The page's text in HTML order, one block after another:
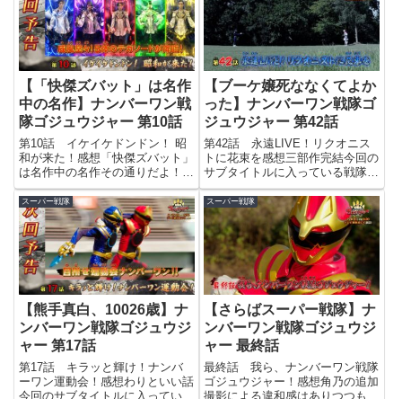
【「快傑ズバット」は名作
中の名作】ナンバーワン戦
隊ゴジュウジャー 第10話
第10話 イケイケドンドン！ 昭
和が来た！感想「快傑ズバット」
は名作中の名作その通りだよ！
昭和ノーワン！まさか悪の怪人に
それが分かる者がいるとは… さ
て、そんな「快傑ズバット」が熱
すぎる今回のサブタイトルに入っ
ている戦隊名は、イケイケドン...
【ブーケ嬢死ななくてよか
った】ナンバーワン戦隊ゴ
ジュウジャー 第42話
第42話 永遠LIVE！リクオニス
トに花束を感想三部作完結今回の
サブタイトルに入っている戦隊名
は、そのまんまライブマン。予想
通り、クオンが指輪を見せるだけ
の出番のみでした。ご丁寧に、ラ
イブマンリングがセンターで一番
大きく映っていたのはちょっ...
スーパー戦隊
【熊手真白、10026歳】ナ
ンバーワン戦隊ゴジュウジ
ャー 第17話
第17話 キラッと輝け！ナンバ
ーワン運動会！感想わりといい話
今回のサブタイトルに入っている
スーパー戦隊
【さらばスーパー戦隊】ナ
ンバーワン戦隊ゴジュウジ
ャー 最終話
最終話 我ら、ナンバーワン戦隊
ゴジュウジャー！感想角乃の追加
撮影による違和感はありつつも、